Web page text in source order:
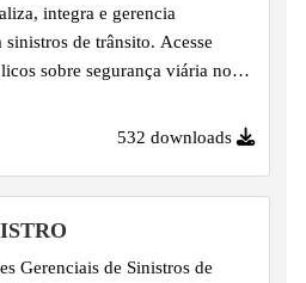
integra e gerencia
de trânsito. Acesse
sobre segurança viária no
sobre Veículos Envolvidos
em arquivos CSV
em virtude da
dos dados - Corpo de
532 downloads
Gerenciais de Sinistros de